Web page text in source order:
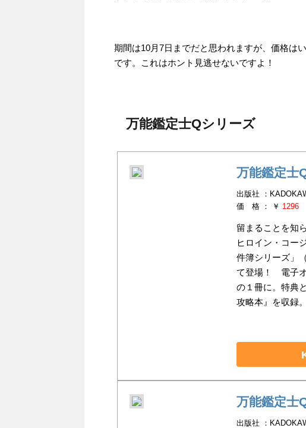
期間は10月7日までだと思われますが、価格は
です。これはホント見逃せないですよ！
万能鑑定士Qシリーズ
万能鑑定士
出版社 ：
価 格 ： ￥ 1296
留まることを知
ヒロイン・コー
件簿シリーズ」
て登場！ 電子
の１冊に。特典
攻略本』を収録。
万能鑑定士
出版社 ：